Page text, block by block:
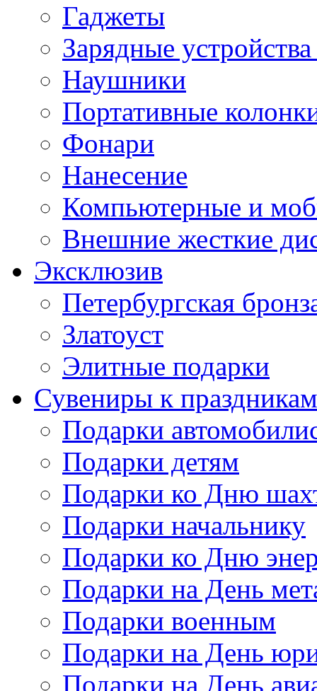
Гаджеты
Зарядные
Наушники
Портативные
Фонари
Нанесение
Компьютерные и
Внешние жесткие
Эксклюзив
Петербургская
Златоуст
Элитные подарки
Сувениры к праздникам
Подарки
Подарки детям
Подарки ко Дню
Подарки начальнику
Подарки ко Дню
Подарки на День
Подарки военным
Подарки на День
Подарки на День